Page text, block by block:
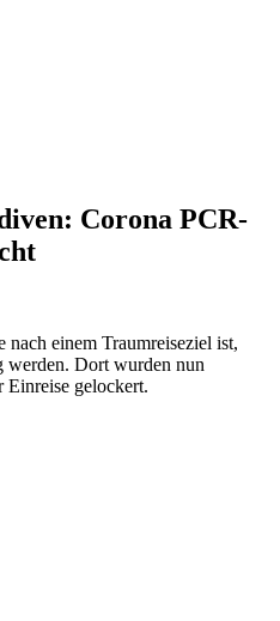
Corona PCR-
nach einem Traumreiseziel ist,
werden. Dort wurden nun
Einreise gelockert.